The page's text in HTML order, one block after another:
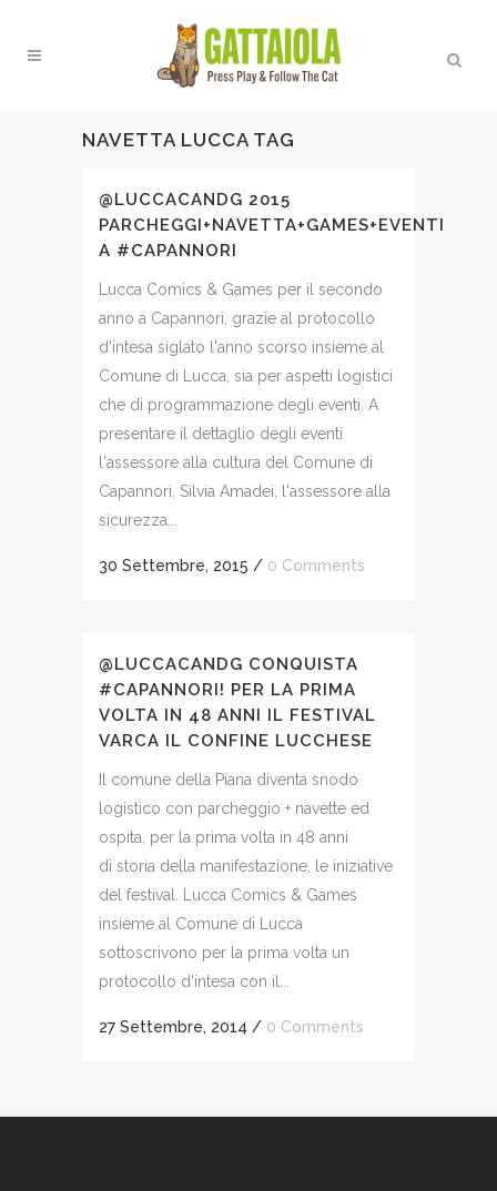
NAVETTA LUCCA TAG
@LUCCACANDG 2015
PARCHEGGI+NAVETTA+GAMES+EVENTI
A #CAPANNORI
Lucca Comics & Games per il secondo
anno a Capannori, grazie al protocollo
d'intesa siglato l'anno scorso insieme al
Comune di Lucca, sia per aspetti logistici
che di programmazione degli eventi. A
presentare il dettaglio degli eventi
l'assessore alla cultura del Comune di
Capannori, Silvia Amadei, l'assessore alla
sicurezza...
30 Settembre, 2015 / 0 Comments
@LUCCACANDG CONQUISTA
#CAPANNORI! PER LA PRIMA
VOLTA IN 48 ANNI IL FESTIVAL
VARCA IL CONFINE LUCCHESE
Il comune della Piana diventa snodo
logistico con parcheggio + navette ed
ospita, per la prima volta in 48 anni
di storia della manifestazione, le iniziative
del festival. Lucca Comics & Games
insieme al Comune di Lucca
sottoscrivono per la prima volta un
protocollo d'intesa con il...
27 Settembre, 2014 / 0 Comments